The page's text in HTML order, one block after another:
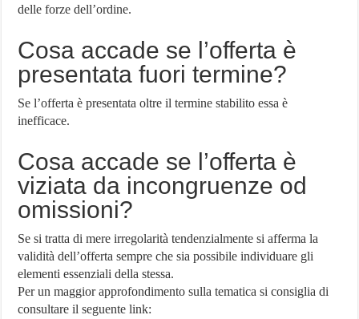
delle forze dell’ordine.
Cosa accade se l’offerta è
presentata fuori termine?
Se l’offerta è presentata oltre il termine stabilito essa è
inefficace.
Cosa accade se l’offerta è
viziata da incongruenze od
omissioni?
Se si tratta di mere irregolarità tendenzialmente si afferma la
validità dell’offerta sempre che sia possibile individuare gli
elementi essenziali della stessa.
Per un maggior approfondimento sulla tematica si consiglia di
consultare il seguente link: